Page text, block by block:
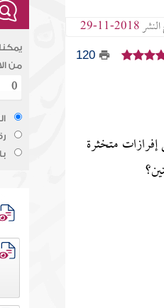
2018-11-29
120
متخثرة
من